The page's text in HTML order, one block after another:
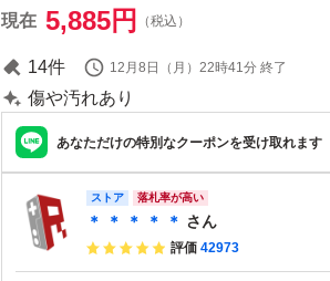
現在 5,885円 （税込）
14件 12月8日（月）22時41分 終了
傷や汚れあり
あなただけの特別なクーポンを受け取れます
ストア 落札率が高い
＊ ＊ ＊ ＊ ＊ さん
評価 42973